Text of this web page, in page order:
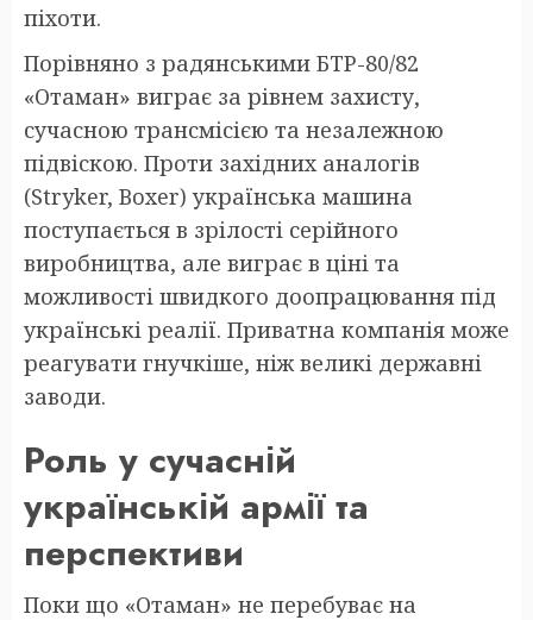
піхоти.
Порівняно з радянськими БТР-80/82
«Отаман» виграє за рівнем захисту,
сучасною трансмісією та незалежною
підвіскою. Проти західних аналогів
(Stryker, Boxer) українська машина
поступається в зрілості серійного
виробництва, але виграє в ціні та
можливості швидкого доопрацювання під
українські реалії. Приватна компанія може
реагувати гнучкіше, ніж великі державні
заводи.
Роль у сучасній
українській армії та
перспективи
Поки що «Отаман» не перебуває на